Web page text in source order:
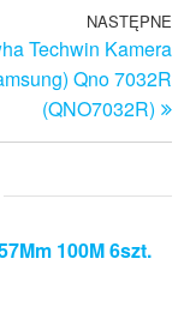
NASTĘPNE
Techwin Kamera
Qno 7032R
(QNO7032R)
100M 6szt.